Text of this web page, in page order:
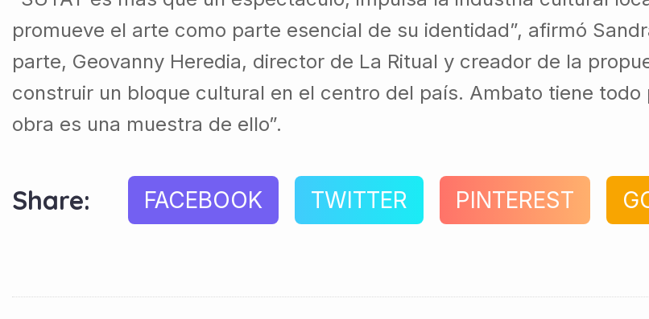
promueve el arte como parte esencial de su identidad”, afirmó
parte, Geovanny Heredia, director de La Ritual y creador de la
construir un bloque cultural en el centro del país. Ambato tiene
obra es una muestra de ello”.
Share: FACEBOOK TWITTER PINTEREST